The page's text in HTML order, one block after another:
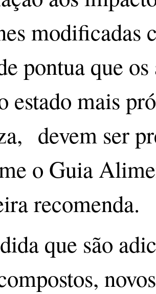
modificadas
pontua que
estado mais
devem ser
o Guia
recomenda.
que são